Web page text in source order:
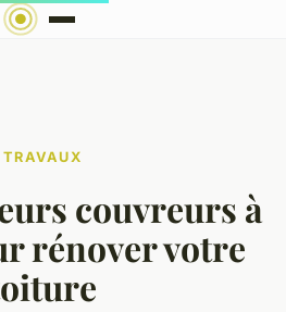
TRAVAUX
couvreurs à
rénover votre